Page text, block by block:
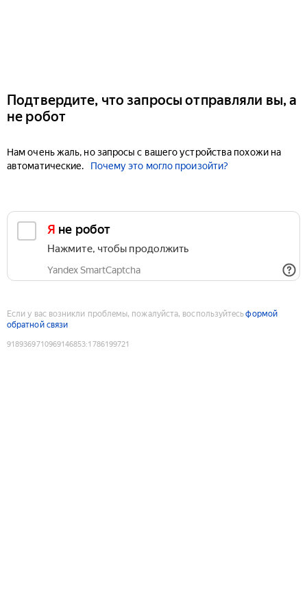
Подтвердите, что запросы отправляли вы, а
не робот
Нам очень жаль, но запросы с вашего устройства похожи на
автоматические.
Почему это могло произойти?
Я не робот
Нажмите, чтобы продолжить
Yandex SmartCaptcha
Если у вас возникли проблемы, пожалуйста, воспользуйтесьформой
обратной связи
9189369710969146853:1786199721